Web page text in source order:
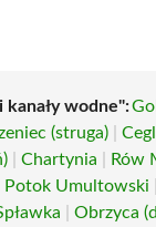
kanały wodne":
(struga) |
|Chartynia Rów
Potok Umultowski
|Obrzyca